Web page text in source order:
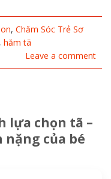
, Chăm Sóc Trẻ Sơ
, hăm tã
Leave a comment
lựa chọn tã –
nặng của bé